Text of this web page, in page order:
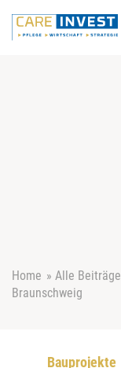
Home » Alle Beiträge
Braunschweig
Bauprojekte